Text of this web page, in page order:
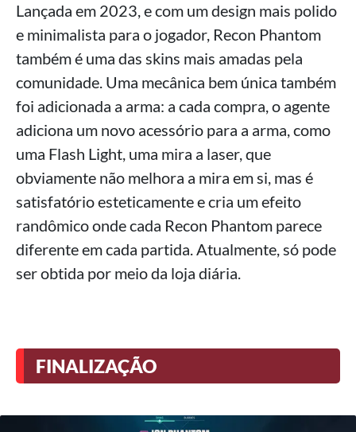
Lançada em 2023, e com um design mais polido
e minimalista para o jogador, Recon Phantom
também é uma das skins mais amadas pela
comunidade. Uma mecânica bem única também
foi adicionada a arma: a cada compra, o agente
adiciona um novo acessório para a arma, como
uma Flash Light, uma mira a laser, que
obviamente não melhora a mira em si, mas é
satisfatório esteticamente e cria um efeito
randômico onde cada Recon Phantom parece
diferente em cada partida. Atualmente, só pode
ser obtida por meio da loja diária.
FINALIZAÇÃO